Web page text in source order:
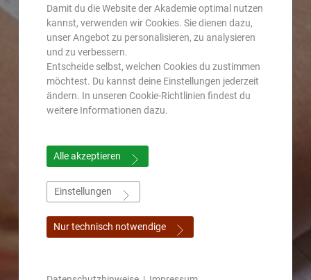
Damit du die Website der Akademie optimal nutzen
kannst, verwenden wir Cookies. Sie dienen dazu,
unser Angebot zu personalisieren, zu analysieren
und zu verbessern.
Entscheide selbst, welchen Cookies du zustimmen
möchtest. Du kannst deine Einstellungen jederzeit
ändern. In unseren Cookie-Richtlinien findest du
weitere Informationen dazu.
Alle akzeptieren
Einstellungen
Nur technisch notwendige